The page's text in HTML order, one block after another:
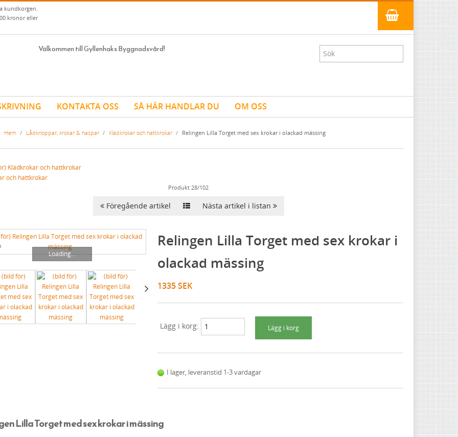
kundkorgen.
kronor eller
Välkommen till Gyllenhaks Byggnadsvård!
KONTAKTA OSS SÅ HÄR HANDLAR DU OM OSS
Hem / Lådknoppar, krokar & haspar / Klädkrokar och hattkrokar / Relingen Lilla Torget med sex krokar i olackad mässing
och hattkrokar
Produkt 28/102
Föregående artikel Nästa artikel i listan
Loading...
Relingen Lilla Torget med sex krokar i
olackad mässing
1335 SEK
Lägg i korg:
I lager, leveranstid 1-3 vardagar
Lilla Torget med sex krokar i mässing